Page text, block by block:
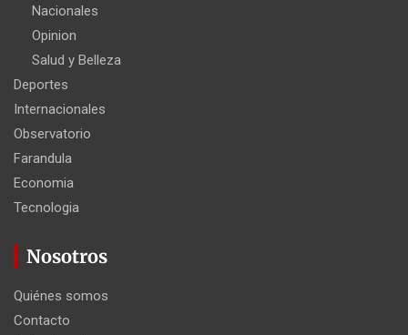
Nacionales
Opinion
Salud y Belleza
Deportes
Internacionales
Observatorio
Farandula
Economia
Tecnologia
Nosotros
Quiénes somos
Contacto